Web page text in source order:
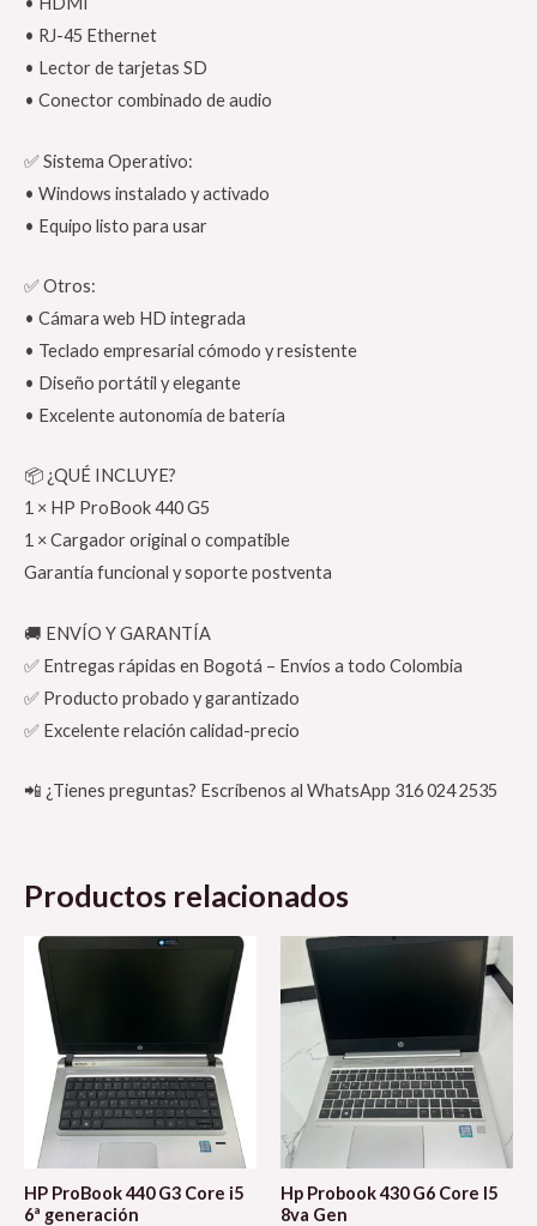
• RJ-45 Ethernet
• Lector de tarjetas SD
• Conector combinado de audio
✅ Sistema Operativo:
• Windows instalado y activado
• Equipo listo para usar
✅ Otros:
• Cámara web HD integrada
• Teclado empresarial cómodo y resistente
• Diseño portátil y elegante
• Excelente autonomía de batería
📦 ¿QUÉ INCLUYE?
1 × HP ProBook 440 G5
1 × Cargador original o compatible
Garantía funcional y soporte postventa
🚚 ENVÍO Y GARANTÍA
✅ Entregas rápidas en Bogotá – Envíos a todo Colombia
✅ Producto probado y garantizado
✅ Excelente relación calidad-precio
📲 ¿Tienes preguntas? Escríbenos al WhatsApp 316 024 2535
Productos relacionados
HP ProBook 440 G3 Core i5
6ª generación
Hp Probook 430 G6 Core I5
8va Gen